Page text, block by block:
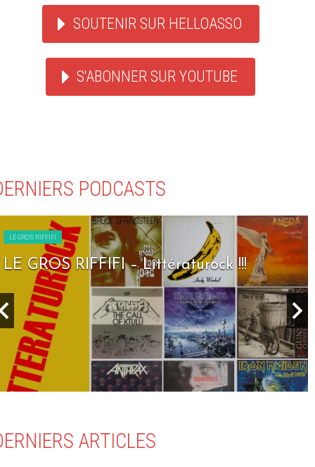
SOUTENIR SUR HELLOASSO
S'ABONNER SUR YOUTUBE
PODCASTS
LE GROS RIFFIFI
LE GROS RIFFIFI – Seven Days To Rock !!!
ARTICLES